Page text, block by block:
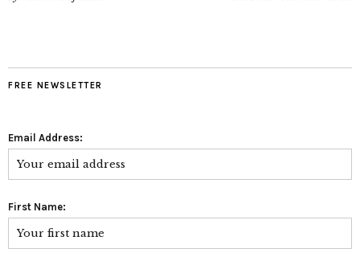
FREE NEWSLETTER
Email Address:
First Name: